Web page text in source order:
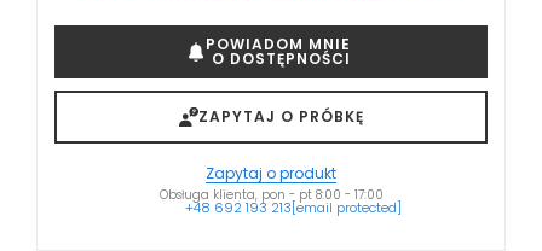
POWIADOM MNIE
O DOSTĘPNOŚCI
ZAPYTAJ O PRÓBKĘ
Zapytaj o produkt
Obsługa klienta, pon - pt 8:00 - 17:00
+48 692 193 213[email protected]